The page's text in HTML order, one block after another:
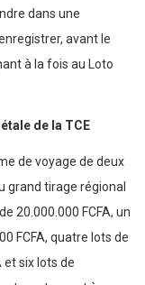
dans une
avant le
à la fois au Loto
de la TCE
de voyage de deux
grand tirage régional
20.000.000 FCFA, un
FCFA, quatre lots de
et six lots de